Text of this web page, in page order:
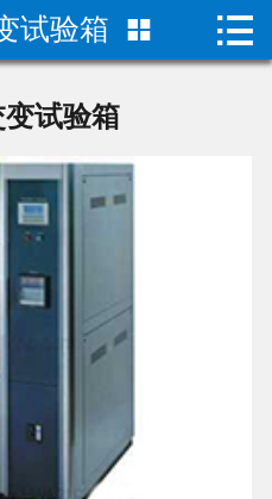
 首页
技术指导
联系我们
试验箱  
试验箱